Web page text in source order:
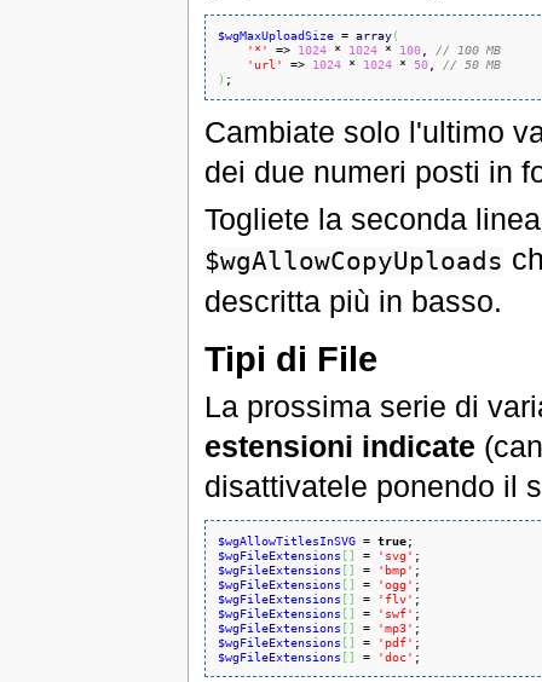
$wgMaxUploadSize = array(
'*'
=> 1024 * 1024 * 100, // 100 MB
'url'
=> 1024 * 1024 * 50, // 50 MB
) ;
Cambiate solo l'ultimo
dei due numeri posti in
Togliete la seconda
$wgAllowCopyUploads
descritta più in basso.
Tipi di File
La prossima serie di
estensioni indicate
disattivatele ponendo il
$wgAllowTitlesInSVG = true
$wgFileExtensions [] = 'svg'
$wgFileExtensions [] = 'bmp'
$wgFileExtensions [] = 'ogg'
$wgFileExtensions [] = 'flv'
$wgFileExtensions [] = 'swf'
$wgFileExtensions [] = 'mp3'
$wgFileExtensions [] = 'pdf'
$wgFileExtensions [] = 'doc' ;